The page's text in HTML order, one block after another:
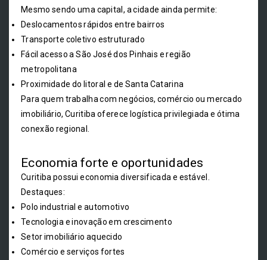
Mesmo sendo uma capital, a cidade ainda permite:
Deslocamentos rápidos entre bairros
Transporte coletivo estruturado
Fácil acesso a São José dos Pinhais e região
metropolitana
Proximidade do litoral e de Santa Catarina
Para quem trabalha com negócios, comércio ou mercado
imobiliário, Curitiba oferece logística privilegiada e ótima
conexão regional.
Economia forte e oportunidades
Curitiba possui economia diversificada e estável.
Destaques:
Polo industrial e automotivo
Tecnologia e inovação em crescimento
Setor imobiliário aquecido
Comércio e serviços fortes